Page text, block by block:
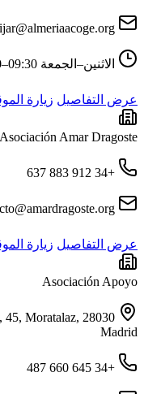
الاثنين–الجمعة 09:30–14:00
عرض التفاصيل زيارة
Asociación Amar Dragoste
+34 912 883 637
عرض التفاصيل زيارة
Asociación Apoyo
45, Moratalaz, 28030
Madrid
+34 645 660 487